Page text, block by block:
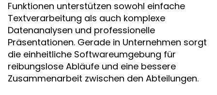
Funktionen unterstützen sowohl einfache
Textverarbeitung als auch komplexe
Datenanalysen und professionelle
Präsentationen. Gerade in Unternehmen sorgt
die einheitliche Softwareumgebung für
reibungslose Abläufe und eine bessere
Zusammenarbeit zwischen den Abteilungen.